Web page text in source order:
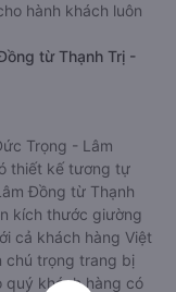
hành khách luôn
từ Thạnh Trị -
Trọng - Lâm
thiết kế tương tự
Đồng từ Thạnh
kích thước giường
cả khách hàng Việt
chú trọng trang bị
quý khách hàng có